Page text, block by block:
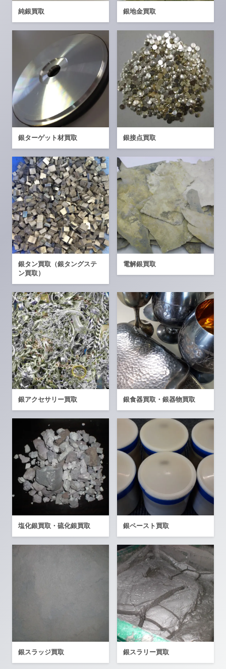
純銀買取 銀地金買取
銀ターゲット材買取 銀接点買取
銀タン買取（銀タングステ
ン買取）
電解銀買取
銀アクセサリー買取 銀食器買取・銀器物買取
塩化銀買取・硫化銀買取 銀ペースト買取
銀スラッジ買取 銀スラリー買取